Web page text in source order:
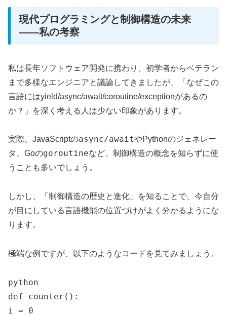
現代プログラミングと制御構造の未来
——私の考察
私は長年ソフトウェア開発に携わり、初学者からベテラン
まで多様なエンジニアと議論してきましたが、「なぜこの
言語にはyield/async/await/coroutine/exceptionがあるの
か？」を深く考える人は少ない印象があります。
実際、JavaScriptのasync/awaitやPythonのジェネレー
タ、Goのgoroutineなど、制御構造の概念を知らずに使
うことも多いでしょう。
しかし、「制御構造の歴史と進化」を知ることで、今自分
が目にしている言語機能の位置づけがよく分かるようにな
ります。
極端な例ですが、以下のようなコードを見てみましょう。
python
def counter():
i = 0